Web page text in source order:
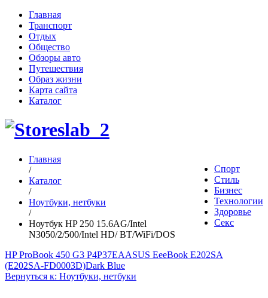
Главная
Транспорт
Отдых
Общество
Обзоры авто
Путешествия
Образ жизни
Карта сайта
Каталог
Спорт
Стиль
Бизнес
Технологии
Здоровье
Секс
Главная
/
Каталог
/
Ноутбуки, нетбуки
/
Ноутбук HP 250 15.6AG/Intel
N3050/2/500/Intel HD/ BT/WiFi/DOS
HP ProBook 450 G3 P4P37EAASUS EeeBook E202SA
(E202SA-FD0003D)Dark Blue
Вернуться к: Ноутбуки, нетбуки